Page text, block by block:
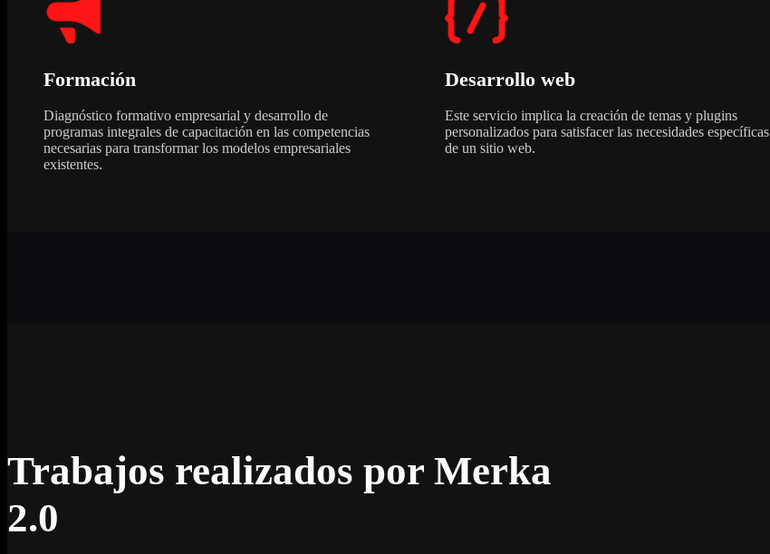
Formación
Diagnóstico formativo empresarial y desarrollo de
programas integrales de capacitación en las competencias
necesarias para transformar los modelos empresariales
existentes.
Desarrollo web
Este servicio implica la creación de temas y plugins
personalizados para satisfacer las necesidades específicas
de un sitio web.
Trabajos realizados por Merka
2.0